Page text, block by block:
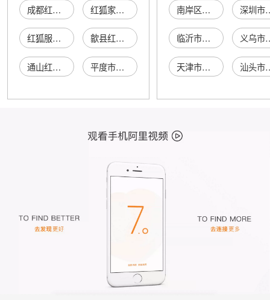
成都红狐网吧 红狐家具店
红狐服装店 歙县红狐网吧
通山红狐山庄 平度市红狐餐厅
南岸区华全农家乐 深圳市古
临沂市含德堂商贸有限公司 义乌市
天津市宝惠达机械设备有限公司 汕头市